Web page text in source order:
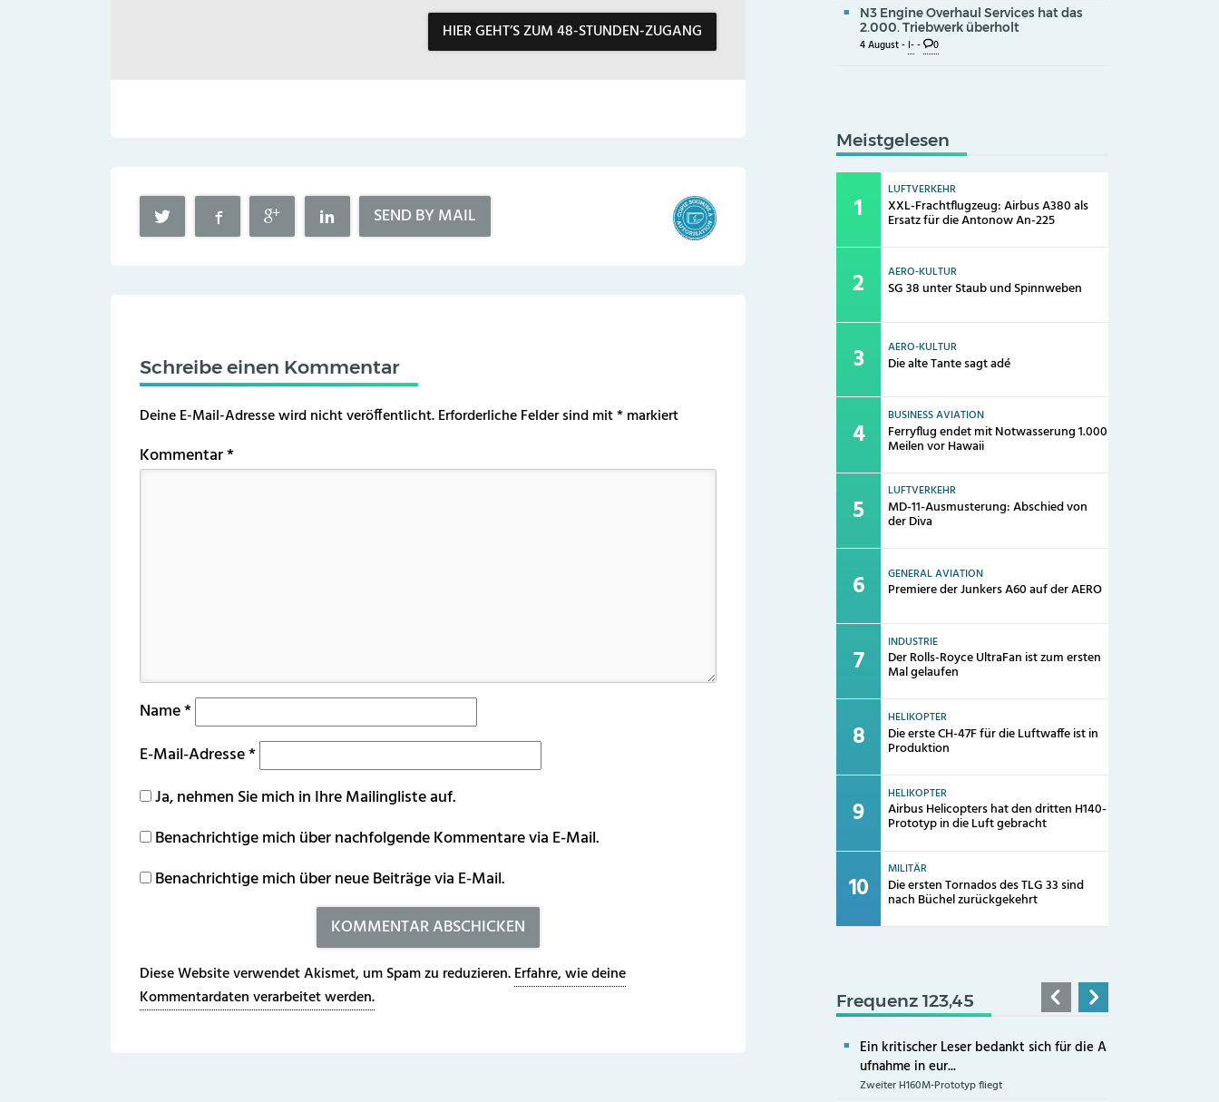
HIER GEHT’S ZUM 48-STUNDEN-ZUGANG
SEND BY MAIL
Schreibe einen Kommentar
Deine E-Mail-Adresse wird nicht veröffentlicht.Erforderliche Felder sind mit*markiert
Kommentar*
Name*
E-Mail-Adresse*
Ja, nehmen Sie mich in Ihre Mailingliste auf.
Benachrichtige mich über nachfolgende Kommentare via E-Mail.
Benachrichtige mich über neue Beiträge via E-Mail.
Diese Website verwendet Akismet, um Spam zu reduzieren.Erfahre, wie deine
Kommentardaten verarbeitet werden.
N3 Engine Overhaul Services hat das
2.000. Triebwerk überholt
4 August -I-- 0
Meistgelesen
LUFTVERKEHR
XXL-Frachtflugzeug: Airbus A380 als
Ersatz für die Antonow An-225
AERO-KULTUR
SG 38 unter Staub und Spinnweben
AERO-KULTUR
Die alte Tante sagt adé
BUSINESS AVIATION
Ferryflug endet mit Notwasserung 1.000
Meilen vor Hawaii
LUFTVERKEHR
MD-11-Ausmusterung: Abschied von
der Diva
GENERAL AVIATION
Premiere der Junkers A60 auf der AERO
INDUSTRIE
Der Rolls-Royce UltraFan ist zum ersten
Mal gelaufen
HELIKOPTER
Die erste CH-47F für die Luftwaffe ist in
Produktion
HELIKOPTER
Airbus Helicopters hat den dritten H140-
Prototyp in die Luft gebracht
MILITÄR
Die ersten Tornados des TLG 33 sind
nach Büchel zurückgekehrt
Frequenz 123,45
Ein kritischer Leser bedankt sich für die A
ufnahme in eur...
Zweiter H160M-Prototyp fliegt